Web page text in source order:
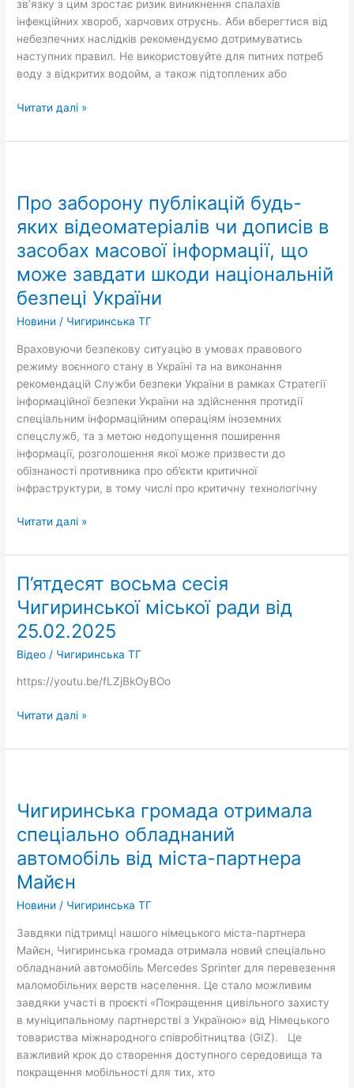
зв’язку з цим зростає ризик виникнення спалахів
інфекційних хвороб, харчових отруєнь. Аби вберегтися від
небезпечних наслідків рекомендуємо дотримуватись
наступних правил. Не використовуйте для питних потреб
воду з відкритих водойм, а також підтоплених або
Читати далі »
Про заборону публікацій будь-
яких відеоматеріалів чи дописів в
засобах масової інформації, що
може завдати шкоди національній
безпеці України
Новини / Чигиринська ТГ
Враховуючи безпекову ситуацію в умовах правового
режиму воєнного стану в Україні та на виконання
рекомендацій Служби безпеки України в рамках Стратегії
інформаційної безпеки України на здійснення протидії
спеціальним інформаційним операціям іноземних
спецслужб, та з метою недопущення поширення
інформації, розголошення якої може призвести до
обізнаності противника про об’єкти критичної
інфраструктури, в тому числі про критичну технологічну
публікацій
будь-
яких
відеоматеріалів
чи
дописів
в
засобах
інформації,
що
може
завдати
шкоди
національній
безпеці
України
Читати далі »
П’ятдесят восьма сесія
Чигиринської міської ради від
25.02.2025
Відео / Чигиринська ТГ
https://youtu.be/fLZjBkOyBOo
П’ятдесят
восьма
сесія
Чигиринської
міської
від
Читати далі »
Чигиринська громада отримала
спеціально обладнаний
автомобіль від міста-партнера
Майєн
Новини / Чигиринська ТГ
Завдяки підтримці нашого німецького міста-партнера
Майєн, Чигиринська громада отримала новий спеціально
обладнаний автомобіль Mercedes Sprinter для перевезення
маломобільних верств населення. Це стало можливим
завдяки участі в проєкті «Покращення цивільного захисту
в муніципальному партнерстві з Україною» від Німецького
товариства міжнародного співробітництва (GIZ). Це
важливий крок до створення доступного середовища та
покращення мобільності для тих, хто
отримала
спеціально
обладнаний
автомобіль
від
партнера
Майєн